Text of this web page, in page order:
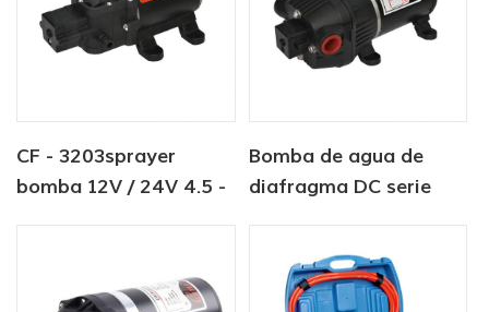
CF - 3203sprayer
bomba 12V / 24V 4.5 -
Bomba de agua de
diafragma DC serie
6.0LPM 80-100PSI